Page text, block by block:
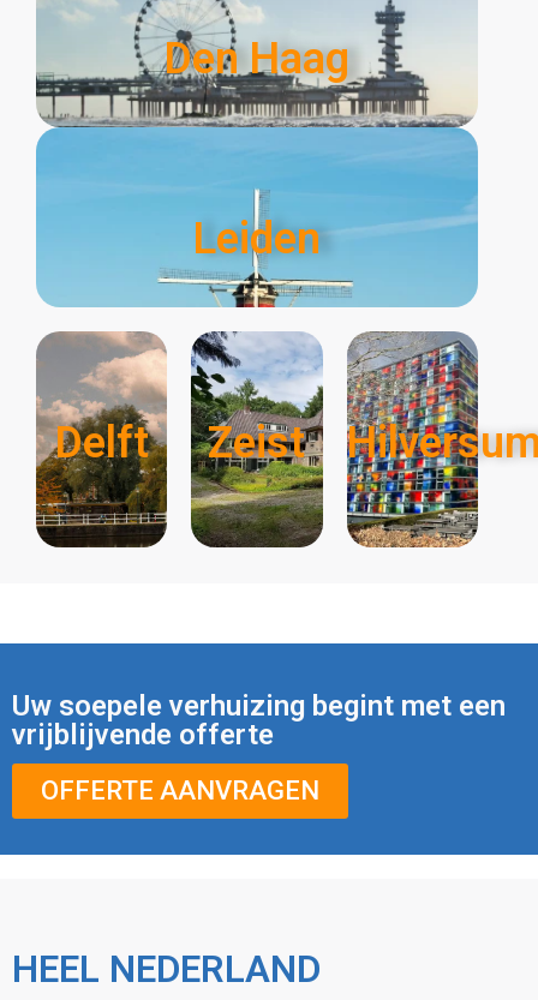
Den Haag
Leiden
Delft Zeist
Uw soepele verhuizing begint met een
vrijblijvende offerte
OFFERTE AANVRAGEN
HEEL NEDERLAND